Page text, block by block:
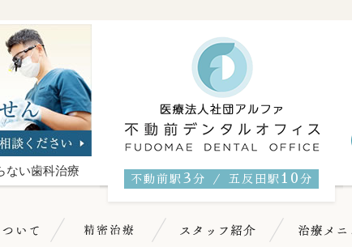
ない歯科治療
不動前駅 3 分 ／ 五反田駅 10 分
不動前デンタルについてマイクロスコープ精密治療スタッフ紹介